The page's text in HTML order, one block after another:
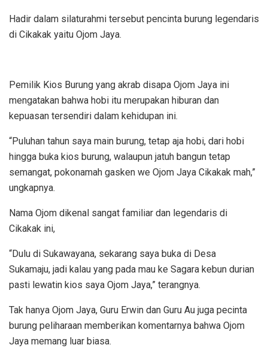
Hadir dalam silaturahmi tersebut pencinta burung legendaris
di Cikakak yaitu Ojom Jaya.
Pemilik Kios Burung yang akrab disapa Ojom Jaya ini
mengatakan bahwa hobi itu merupakan hiburan dan
kepuasan tersendiri dalam kehidupan ini.
“Puluhan tahun saya main burung, tetap aja hobi, dari hobi
hingga buka kios burung, walaupun jatuh bangun tetap
semangat, pokonamah gasken we Ojom Jaya Cikakak mah,”
ungkapnya.
Nama Ojom dikenal sangat familiar dan legendaris di
Cikakak ini,
“Dulu di Sukawayana, sekarang saya buka di Desa
Sukamaju, jadi kalau yang pada mau ke Sagara kebun durian
pasti lewatin kios saya Ojom Jaya,” terangnya.
Tak hanya Ojom Jaya, Guru Erwin dan Guru Au juga pecinta
burung peliharaan memberikan komentarnya bahwa Ojom
Jaya memang luar biasa.